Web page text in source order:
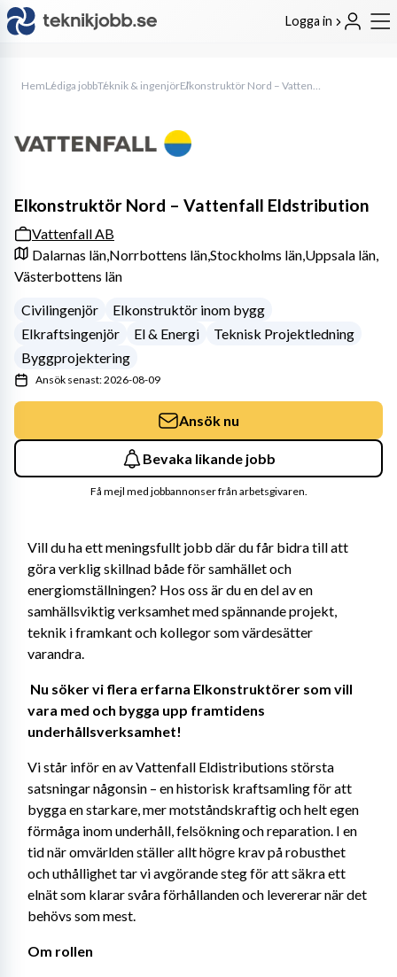
Logga in
HemLediga jobbTeknik & ingenjör Elkonstruktör Nord – Vattenfall Eldstribution
Vill du ha ett meningsfullt jobb där du får bidra till att
göra verklig skillnad både för samhället och
energiomställningen? Hos oss är du en del av en
samhällsviktig verksamhet med spännande projekt,
teknik i framkant och kollegor som värdesätter
varandra.
Nu söker vi flera erfarna Elkonstruktörer som vill
vara med och bygga upp framtidens
underhållsverksamhet!
Vi står inför en av Vattenfall Eldistributions största
satsningar någonsin – en historisk kraftsamling för att
bygga en starkare, mer motståndskraftig och helt egen
förmåga inom underhåll, felsökning och reparation. I en
tid när omvärlden ställer allt högre krav på robusthet
och uthållighet tar vi avgörande steg för att säkra ett
elnät som klarar svåra förhållanden och levererar när det
behövs som mest.
Om rollen
Elkonstruktör Nord – Vattenfall Eldstribution
Vattenfall AB
Dalarnas län,Norrbottens län,Stockholms län,Uppsala län,
Västerbottens län
Civilingenjör
Elkonstruktör inom bygg
Elkraftsingenjör
El & Energi
Teknisk Projektledning
Byggprojektering
Ansök senast: 2026-08-09
Ansök nu
Bevaka likande jobb
Få mejl med jobbannonser från arbetsgivaren.